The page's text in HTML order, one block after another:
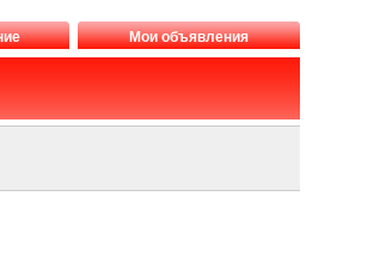
Мои объявления